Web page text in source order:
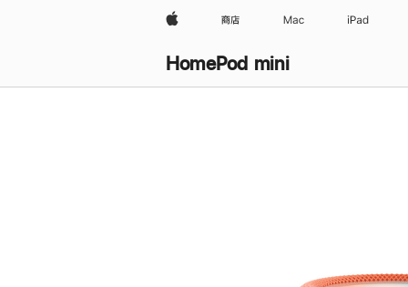
Apple 商店 Mac iPad
HomePod mini